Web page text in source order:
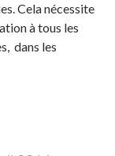
Cela nécessite
à tous les
dans les